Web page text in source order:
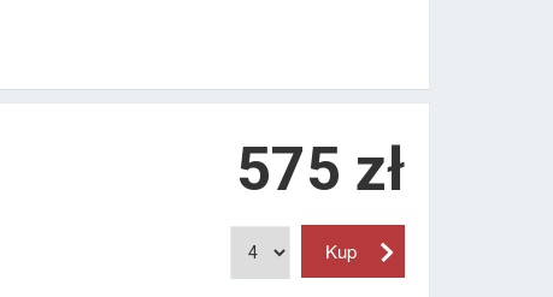
575 zł